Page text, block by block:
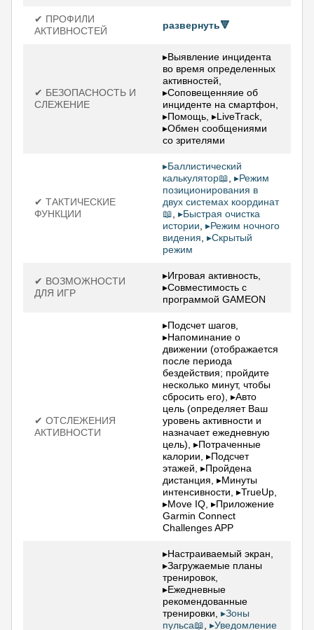
✔ ПРОФИЛИ
АКТИВНОСТЕЙ
развернуть🔻
✔ БЕЗОПАСНОСТЬ И
СЛЕЖЕНИЕ
▸Выявление инцидента
во время определенных
активностей,
▸Соповещенняие об
инциденте на смартфон,
▸Помощь, ▸LiveTrack,
▸Обмен сообщениями
со зрителями
✔ ТАКТИЧЕСКИЕ
ФУНКЦИИ
▸Баллистический
калькулятор📖, ▸Режим
позиционирования в
двух системах координат
📖, ▸Быстрая очистка
истории, ▸Режим ночного
видения, ▸Скрытый
режим
✔ ВОЗМОЖНОСТИ
ДЛЯ ИГР
▸Игровая активность,
▸Совместимость с
программой GAMEON
✔ ОТСЛЕЖЕНИЯ
АКТИВНОСТИ
▸Подсчет шагов,
▸Напоминание о
движении (отображается
после периода
бездействия; пройдите
несколько минут, чтобы
сбросить его), ▸Авто
цель (определяет Ваш
уровень активности и
назначает ежедневную
цель), ▸Потраченные
калории, ▸Подсчет
этажей, ▸Пройдена
дистанция, ▸Минуты
интенсивности, ▸TrueUp,
▸Move IQ, ▸Приложение
Garmin Connect
Challenges APP
▸Настраиваемый экран,
▸Загружаемые планы
тренировок,
▸Ежедневные
рекомендованные
тренировки, ▸Зоны
пульса📖, ▸Уведомление